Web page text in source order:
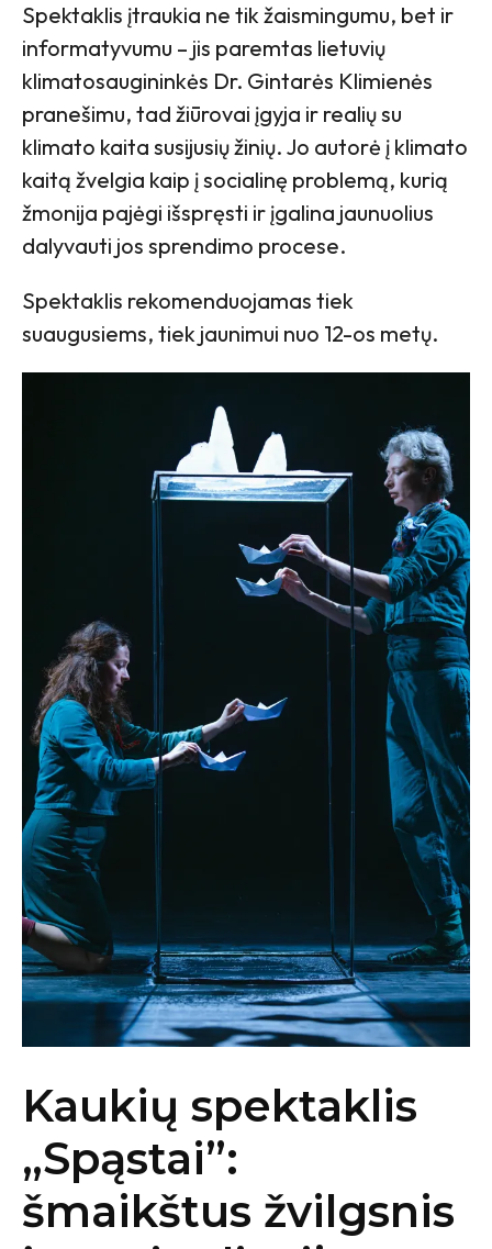
Spektaklis įtraukia ne tik žaismingumu, bet ir
informatyvumu – jis paremtas lietuvių
klimatosaugininkės Dr. Gintarės Klimienės
pranešimu, tad žiūrovai įgyja ir realių su
klimato kaita susijusių žinių. Jo autorė į klimato
kaitą žvelgia kaip į socialinę problemą, kurią
žmonija pajėgi išspręsti ir įgalina jaunuolius
dalyvauti jos sprendimo procese.
Spektaklis rekomenduojamas tiek
suaugusiems, tiek jaunimui nuo 12-os metų.
Kaukių spektaklis
„Spąstai”:
šmaikštus žvilgsnis